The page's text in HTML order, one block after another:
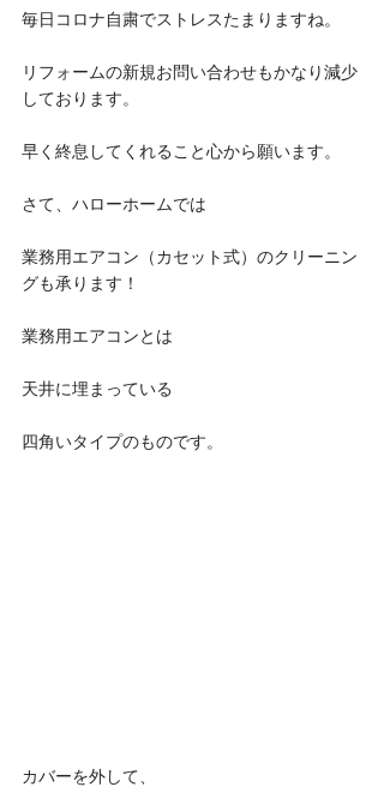
毎日コロナ自粛でストレスたまりますね。
リフォームの新規お問い合わせもかなり減少
しております。
早く終息してくれること心から願います。
さて、ハローホームでは
業務用エアコン（カセット式）のクリーニン
グも承ります！
業務用エアコンとは
天井に埋まっている
四角いタイプのものです。
カバーを外して、